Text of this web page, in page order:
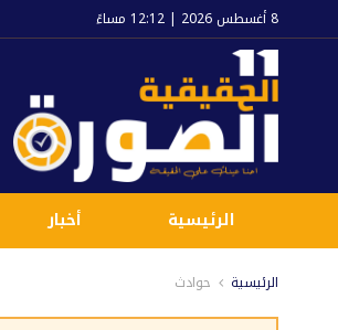
8 أغسطس 2026 | 12:12 مساءً
الرئيسية أخبار
الرئيسية حوادث